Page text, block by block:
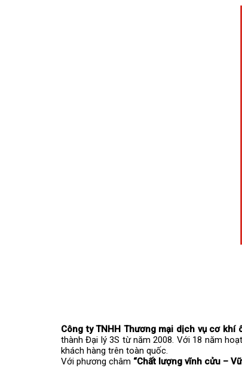
Công ty TNHH Thương mại dịch vụ cơ khí
thành Đại lý 3S từ năm 2008. Với 18 năm
khách hàng trên toàn quốc.
Với phương châm “Chất lượng vĩnh cửu –